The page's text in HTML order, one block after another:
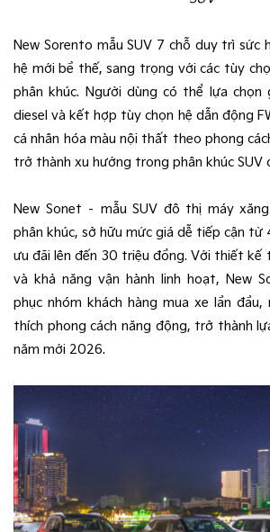
New Sorento mẫu SUV 7 chỗ duy trì
hệ mới bề thế, sang trọng với các tùy
phân khúc. Người dùng có thể lựa chọn
diesel và kết hợp tùy chọn hệ dẫn động
cá nhân hóa màu nội thất theo phong
trở thành xu hướng trong phân khúc SUV
New Sonet – mẫu SUV đô thị máy
phân khúc, sở hữu mức giá dễ tiếp cận từ
ưu đãi lên đến 30 triệu đồng. Với thiết
và khả năng vận hành linh hoạt, New
phục nhóm khách hàng mua xe lần
thích phong cách năng động, trở thành
năm mới 2026.